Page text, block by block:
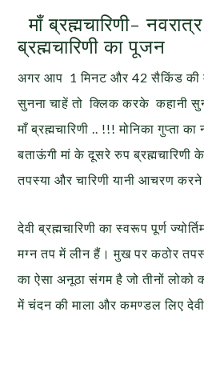
माँ ब्रह्मचारिणी-
ब्रह्मचारिणी का पूजन
अगर आप 1 मिनट और 42 सैकिंड की माँ
सुनना चाहें तो क्लिक करके कहानी
माँ ब्रह्मचारिणी .. !!! मोनिका
बताऊंगी मां के दूसरे रुप ब्रह्मचारिणी
तपस्या और चारिणी यानी आचरण करने
देवी ब्रह्मचारिणी का स्वरूप पूर्ण
मग्न तप में लीन हैं। मुख पर कठोर
का ऐसा अनूठा संगम है जो तीनों लोको
में चंदन की माला और कमण्डल लिए देवी